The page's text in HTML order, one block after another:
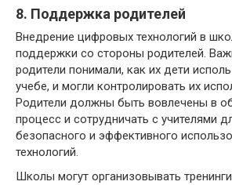
8. Поддержка родителей
Внедрение цифровых технологий в
поддержки со стороны родителей.
родители понимали, как их дети
учебе, и могли контролировать их
Родители должны быть вовлечены в
процесс и сотрудничать с учителями
безопасного и эффективного
технологий.
Школы могут организовывать